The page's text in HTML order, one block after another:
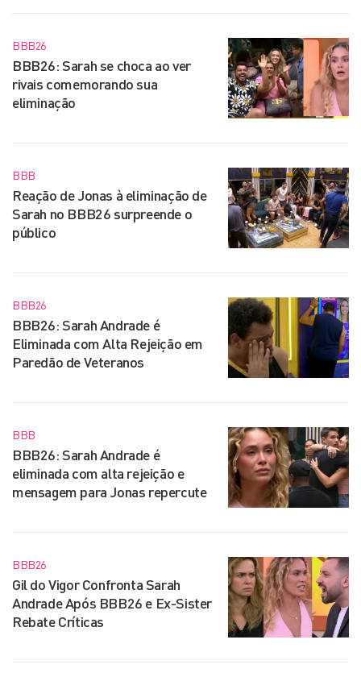
BBB26
BBB26: Sarah se choca ao ver
rivais comemorando sua
eliminação
BBB
Reação de Jonas à eliminação de
Sarah no BBB26 surpreende o
público
BBB26
BBB26: Sarah Andrade é
Eliminada com Alta Rejeição em
Paredão de Veteranos
BBB
BBB26: Sarah Andrade é
eliminada com alta rejeição e
mensagem para Jonas repercute
BBB26
Gil do Vigor Confronta Sarah
Andrade Após BBB26 e Ex-Sister
Rebate Críticas